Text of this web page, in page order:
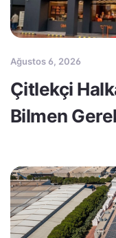
Ağustos 6, 2026
Çitlekçi
Bilmen